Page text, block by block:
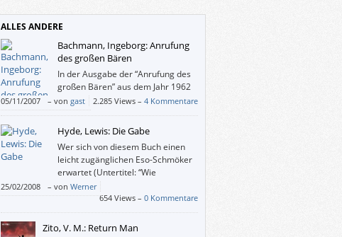
ALLES ANDERE
Bachmann, Ingeborg: Anrufung
des großen Bären
In der Ausgabe der “Anrufung des
großen Bären” aus dem Jahr 1962
ist folgende Besprechung des
Verlegers Siegfried Unseld abgedruckt, die wir
niemandem vorenthalten möchten.
05/11/2007 – von gast 2.285 Views – 4 Kommentare
Hyde, Lewis: Die Gabe
Wer sich von diesem Buch einen
leicht zugänglichen Eso-Schmöker
erwartet (Untertitel: “Wie
Kreativität die Welt bereichert”), sei
gewarnt: “Die Gabe” ist ein überdimensionaler
Essay, also eine geistreiche Abhandlung, die
keine letzten Wahrheiten predigt.
25/02/2008 – von Werner
654 Views – 0 Kommentare
Zito, V. M.: Return Man